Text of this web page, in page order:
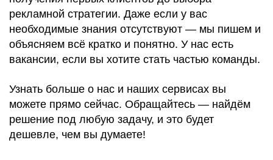
рекламной стратегии. Даже если у вас
необходимые знания отсутствуют — мы пишем и
объясняем всё кратко и понятно. У нас есть
вакансии, если вы хотите стать частью команды.
Узнать больше о нас и наших сервисах вы
можете прямо сейчас. Обращайтесь — найдём
решение под любую задачу, и это будет
дешевле, чем вы думаете!